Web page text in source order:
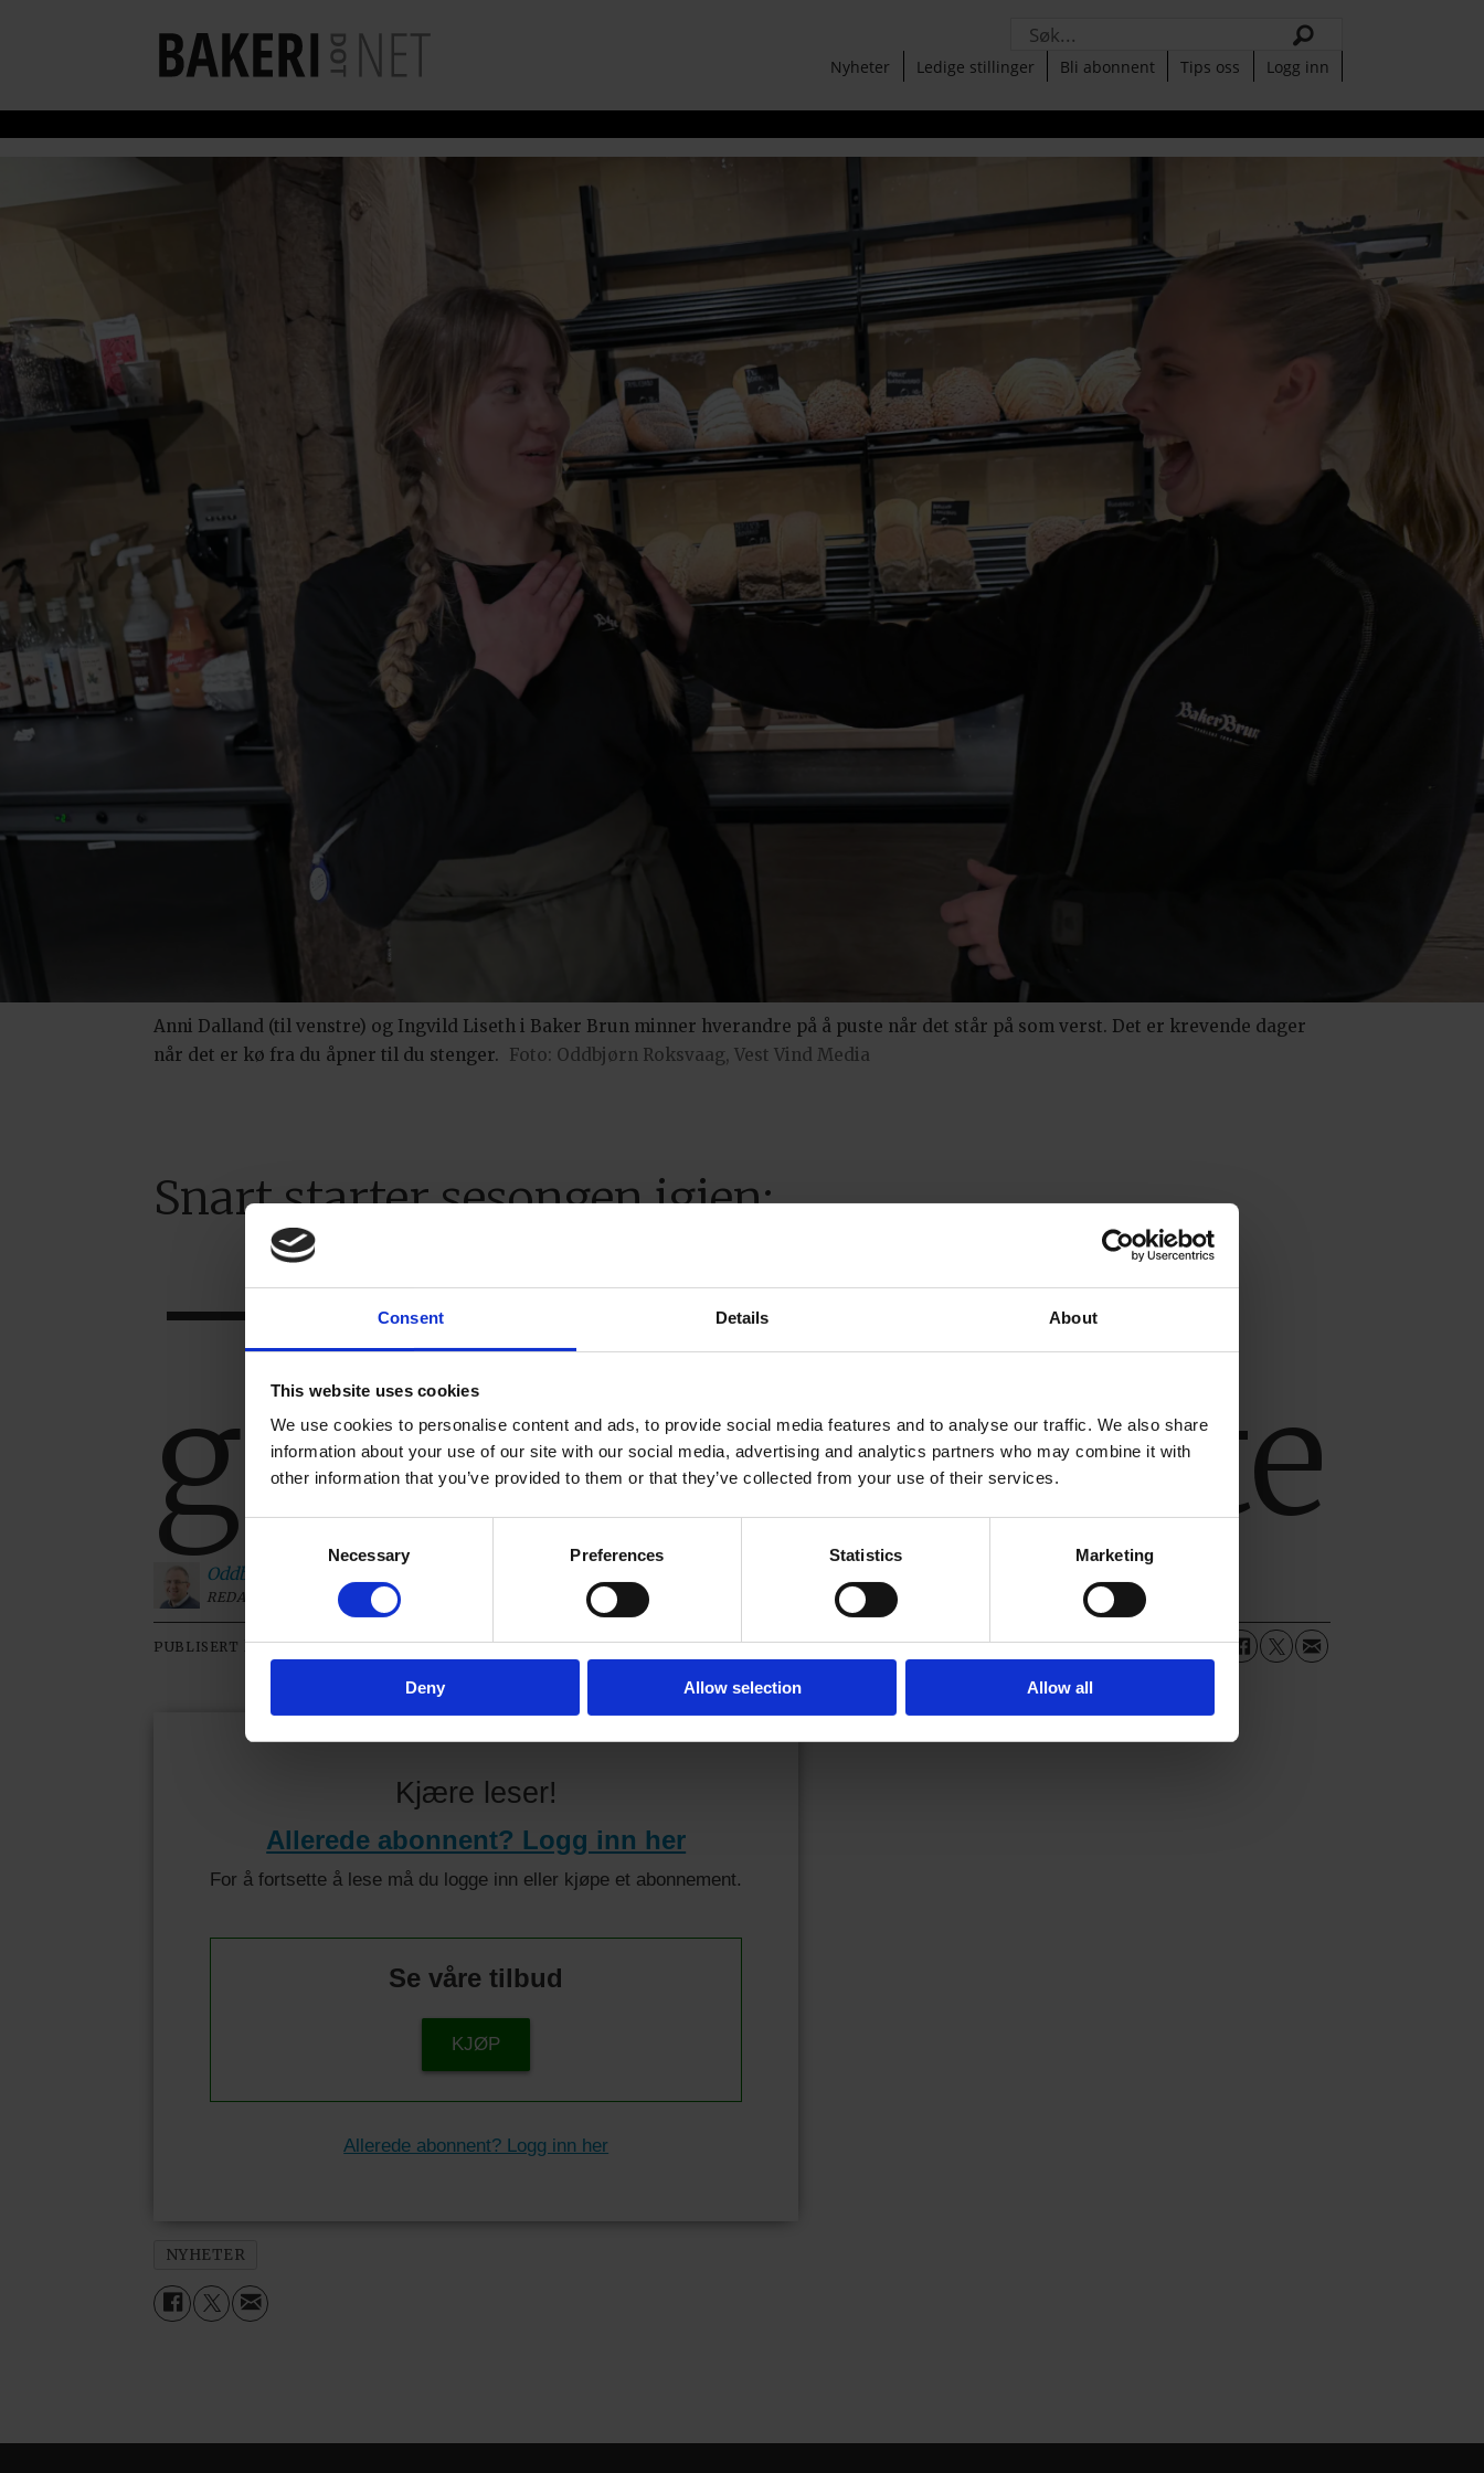
Consent Details About
This website uses cookies
We use cookies to personalise content and ads, to provide social media features and to analyse our traffic. We also share
information about your use of our site with our social media, advertising and analytics partners who may combine it with
other information that you’ve provided to them or that they’ve collected from your use of their services.
Necessary Preferences Statistics Marketing
Deny Allow selection Allow all
Søk
Nyheter Ledige stillinger Bli abonnent Tips oss Logg inn
Anni Dalland (til venstre) og Ingvild Liseth i Baker Brun minner hverandre på å puste når det står på som verst. Det er krevende dager
når det er kø fra du åpner til du stenger. Foto: Oddbjørn Roksvaag, Vest Vind Media
Snart starter sesongen igjen:
– Det viktigste
grepet er å puste
Oddbjørn
REDAKTØR
PUBLISERT 23.02.2026 - 07:36 SIST OPPDATERT 23.02.2026 - 08:34
Kjære leser!
Allerede abonnent? Logg inn her
For å fortsette å lese må du logge inn eller kjøpe et abonnement.
Se våre tilbud
KJØP
Allerede abonnent? Logg inn her
NYHETER